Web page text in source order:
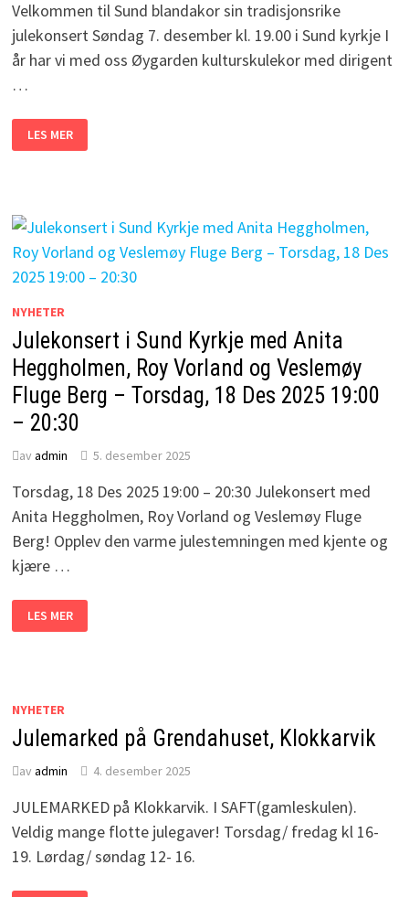
Velkommen til Sund blandakor sin tradisjonsrike
julekonsert Søndag 7. desember kl. 19.00 i Sund kyrkje I
år har vi med oss Øygarden kulturskulekor med dirigent
…
SUND
BLANDAKOR
KL.
19.00
LES MER
NYHETER
Julekonsert i Sund Kyrkje med Anita
Heggholmen, Roy Vorland og Veslemøy
Fluge Berg – Torsdag, 18 Des 2025 19:00
– 20:30
av admin 5. desember 2025
Torsdag, 18 Des 2025 19:00 – 20:30 Julekonsert med
Anita Heggholmen, Roy Vorland og Veslemøy Fluge
Berg! Opplev den varme julestemningen med kjente og
kjære …
I
SUND
VORLAND
VESLEMØY
FLUGE
–
18
DES
2025
19:00
–
20:30
LES MER
NYHETER
Julemarked på Grendahuset, Klokkarvik
av admin 4. desember 2025
JULEMARKED på Klokkarvik. I SAFT(gamleskulen).
Veldig mange flotte julegaver! Torsdag/ fredag kl 16-
19. Lørdag/ søndag 12- 16.